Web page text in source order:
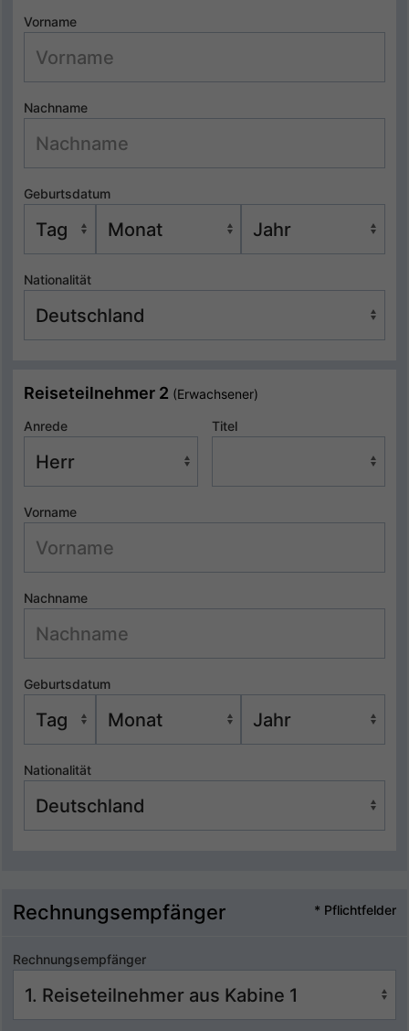
Vorname
Nachname
Geburtsdatum
Nationalität
Reiseteilnehmer 2 (Erwachsener)
Anrede Titel
Vorname
Nachname
Geburtsdatum
Nationalität
Rechnungsempfänger * Pflichtfelder
Rechnungsempfänger